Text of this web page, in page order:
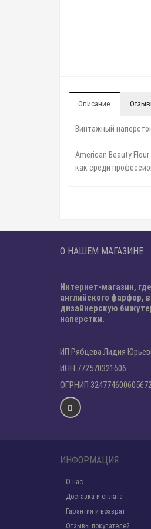
Описание
Винтажный
American Beauty
как среди
О НАШЕМ МАГАЗИНЕ
Интернет-магазин,
английского
дизайнерскую
наперстки.
ИП Рябцева Лидия
ИНН 772570321606
ОГРНИП
ИНФОРМАЦИЯ
О нас
Доставка и оплата
Гарантия и возврат
Отзывы покупателей